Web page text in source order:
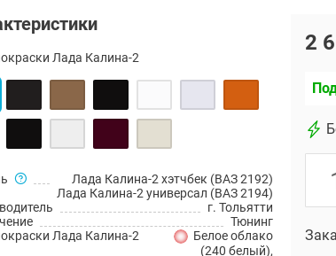
Лада Калина-2
Лада Калина-2 хэтчбек (ВАЗ 2192)
Лада Калина-2 универсал (ВАЗ 2194)
г. Тольятти
Тюнинг
Лада Калина-2
Белое облако
(240 белый),
2